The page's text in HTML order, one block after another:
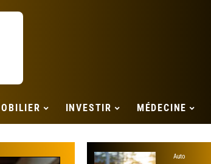
INVESTIR MÉDECINE
Auto